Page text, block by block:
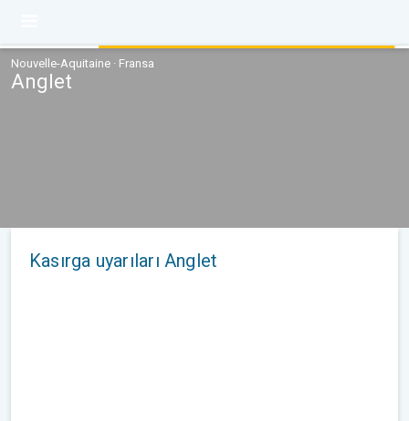
Nouvelle-Aquitaine · Fransa
Anglet
Kasırga uyarıları Anglet